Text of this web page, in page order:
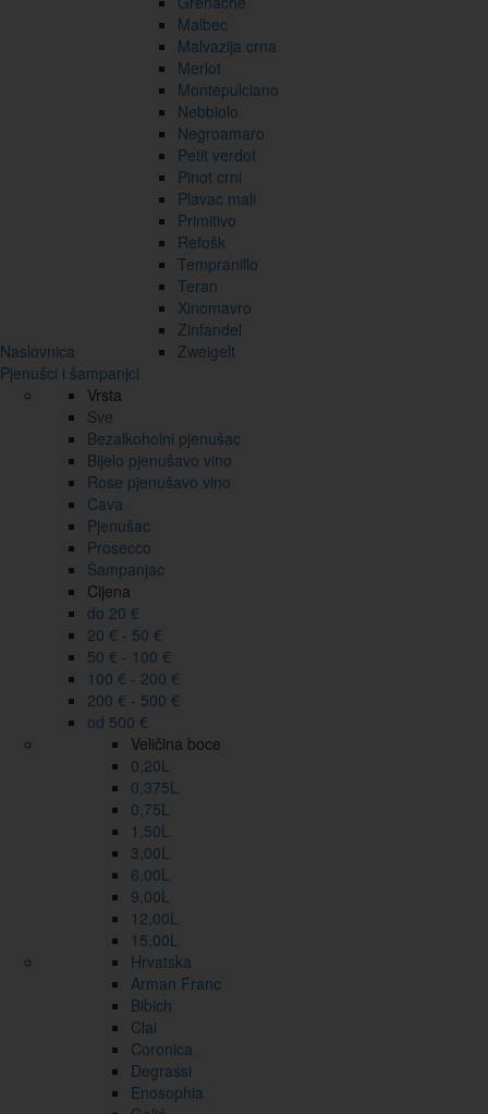
Naslovnica
Malbec
Malvazija crna
Merlot
Montepulciano
Nebbiolo
Negroamaro
Petit verdot
Pinot crni
Plavac mali
Primitivo
Refošk
Tempranillo
Teran
Xinomavro
Zinfandel
Zweigelt
Pjenušci i šampanjci
Vrsta
Sve
Bezalkoholni pjenušac
Bijelo pjenušavo vino
Rose pjenušavo vino
Cava
Pjenušac
Prosecco
Šampanjac
Cijena
do 20 €
20 € - 50 €
50 € - 100 €
100 € - 200 €
200 € - 500 €
od 500 €
Veličina boce
0,20L
0,375L
0,75L
1,50L
3,00L
6,00L
9,00L
12,00L
15,00L
Hrvatska
Arman Franc
Bibich
Clai
Coronica
Degrassi
Enosophia